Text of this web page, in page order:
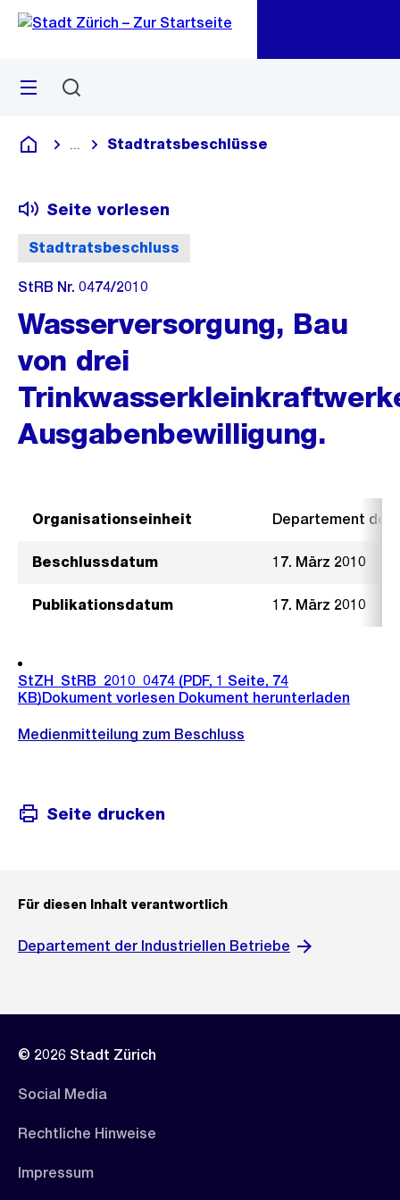
Navigation
Sprunglink
Menü
Deutsch
Blende alle Breadcrumbs ein
Stadtratsbeschlüsse
Stadtratsbeschluss
Seite vorlesen
StRB Nr. 0474/2010
Wasserversorgung, Bau
von drei
Ausgabenbewilligung.
Organisationseinheit Departement der
Beschlussdatum 17. März 2010
Publikationsdatum 17. März 2010
StZH_StRB_2010_0474 (PDF, 1 Seite, 74
KB)Dokument vorlesen Dokument herunterladen
Medienmitteilung zum Beschluss
Seite drucken
Für diesen Inhalt verantwortlich
Departement der Industriellen Betriebe
© 2026 Stadt Zürich
Social Media
Rechtliche Hinweise
Impressum